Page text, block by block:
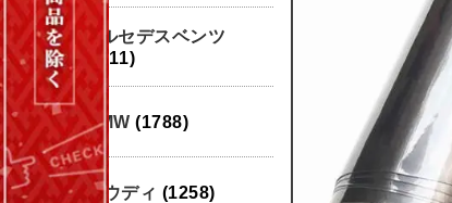
メルセデスベンツ
(1911)
BMW (1788)
アウディ (1258)